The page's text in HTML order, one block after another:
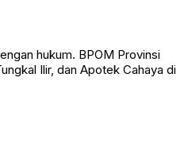
hukum. BPOM Provinsi
Ilir, dan Apotek Cahaya di